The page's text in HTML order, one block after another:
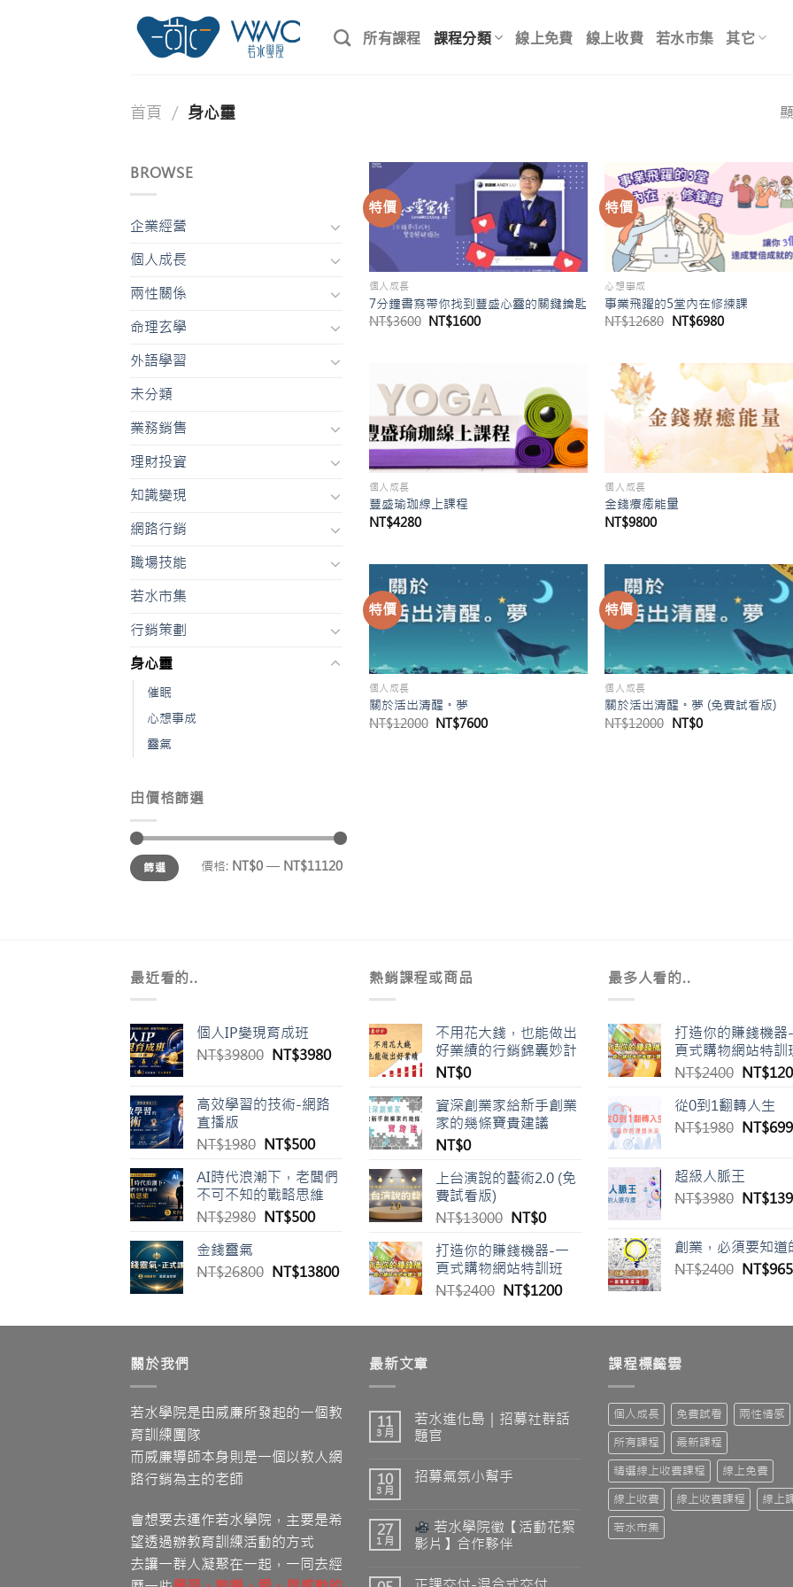
所有課程 課程分類 線上免費 線上收費 若水市集 其它
首頁 / 身心靈
BROWSE
企業經營
個人成長
兩性關係
命理玄學
外語學習
未分類
業務銷售
理財投資
知識變現
網路行銷
職場技能
若水市集
行銷策劃
身心靈
催眠
心想事成
靈氣
由價格篩選
最
低
價
最
高
價
篩選 價格: NT$0 — NT$11120
特價
個人成長
7分鐘書寫帶你找到豐盛心靈的關鍵鑰匙
NT$3600 原
NT$1600目
特價
心想事成
事業飛躍的5堂內在修練課
NT$12680 原
NT$12680。
NT$6980目
NT$6980。
個人成長
豐盛瑜珈線上課程
NT$4280
個人成長
金錢療癒能量
NT$9800
特價
個人成長
關於活出清醒。夢
NT$12000 原
NT$7600目
特價
個人成長
關於活出清醒。夢 (免費試看版)
NT$12000 原
NT$0目
最近看的..
個人IP變現育成班
NT$39800 原
格：
NT$3980目
NT$3980。
高效學習的技術-網路
直播版
NT$1980 原
價
格：
NT$1980。
NT$500目
價
格：
NT$500。
AI時代浪潮下，老闆們
不可不知的戰略思維
NT$2980 原
格：
NT$500目
格：
NT$500。
金錢靈氣
NT$26800 原
格：
NT$13800目
格：
熱銷課程或商品
不用花大錢，也能做出
好業績的行銷錦囊妙計
NT$0
資深創業家給新手創業
家的幾條寶貴建議
NT$0
上台演說的藝術2.0 (免
費試看版)
NT$13000 原
價
格：
NT$13000。
NT$0目
價
格：
NT$0。
打造你的賺錢機器-一
頁式購物網站特訓班
NT$2400 原
價
NT$1200目
價
NT$1200。
最多人看的..
打造你的賺錢機器
頁式購物網站特訓
NT$2400 原
價
格：
NT$
從0到1翻轉人生
NT$1980 原
格：
NT$699
超級人脈王
NT$3980 原
格：
NT$
創業，必須要知道
NT$2400 原
格：
NT$965
關於我們
若水學院是由威廉所發起的一個教
育訓練團隊
而威廉導師本身則是一個以教人網
路行銷為主的老師
會想要去運作若水學院，主要是希
望透過辦教育訓練活動的方式
去讓一群人凝聚在一起，一同去經
最新文章
11
3 月
若水進化島｜招募社群話
題官
10
3 月
招募氣氛小幫手
27
1 月
若水學院徵【活動花絮
影片】合作夥伴
課程標籤雲
個人成長 免費試看
兩性情感
所有課程
最新課程
精選線上收費課程
線上免費
線上收費
線上收費課程
線上
若水市集